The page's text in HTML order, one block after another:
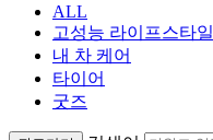
ALL
고성능 라이프스타일
내 차 케어
타이어
굿즈